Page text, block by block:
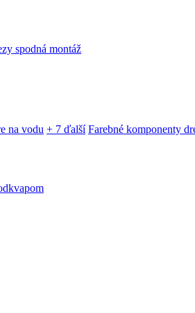
spodná montáž
na vodu + 7 ďalší Farebné komponenty